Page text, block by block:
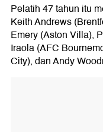
Pelatih 47 tahun itu
Keith Andrews
Emery (Aston Villa),
Iraola (AFC
City), dan Andy